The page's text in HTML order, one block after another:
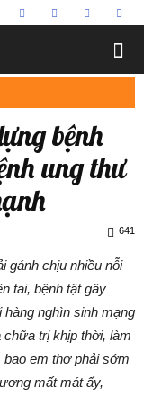
bệnh
ung thư
641
gánh chịu nhiều nỗi
tai, bệnh tật gây
nghìn sinh mạng
chữa trị khịp thời, làm
em thơ phải sớm
mất mát ấy,